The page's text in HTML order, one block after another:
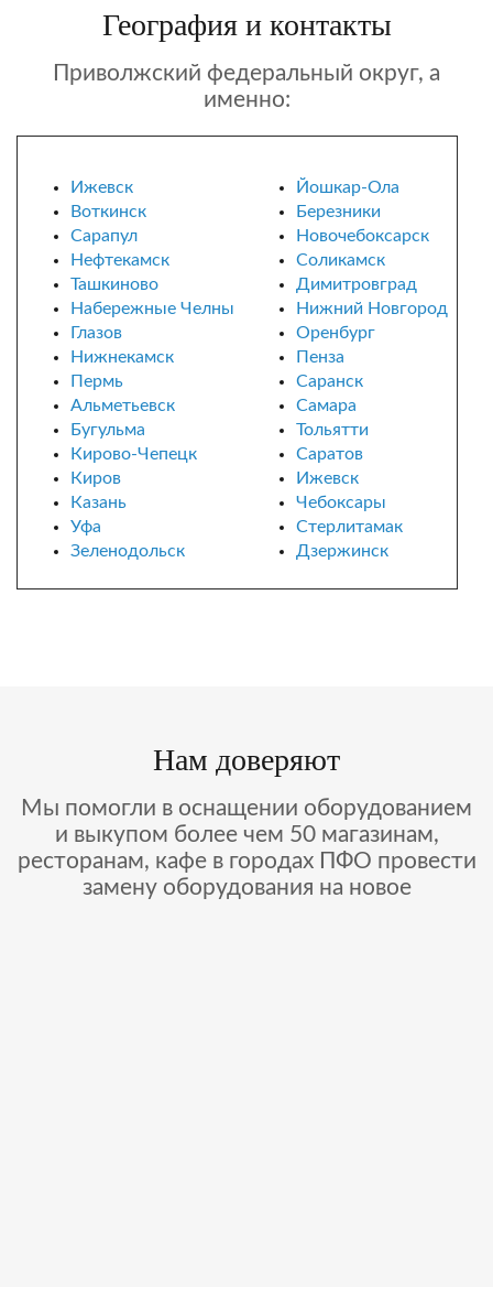
География и контакты
Приволжский федеральный округ, а
именно:
Ижевск
Воткинск
Сарапул
Нефтекамск
Ташкиново
Набережные Челны
Глазов
Нижнекамск
Пермь
Альметьевск
Бугульма
Кирово-Чепецк
Киров
Казань
Уфа
Зеленодольск
Йошкар-Ола
Березники
Новочебоксарск
Соликамск
Димитровград
Нижний Новгород
Оренбург
Пенза
Саранск
Самара
Тольятти
Саратов
Ижевск
Чебоксары
Стерлитамак
Дзержинск
Нам доверяют
Мы помогли в оснащении оборудованием
и выкупом более чем 50 магазинам,
ресторанам, кафе в городах ПФО провести
замену оборудования на новое